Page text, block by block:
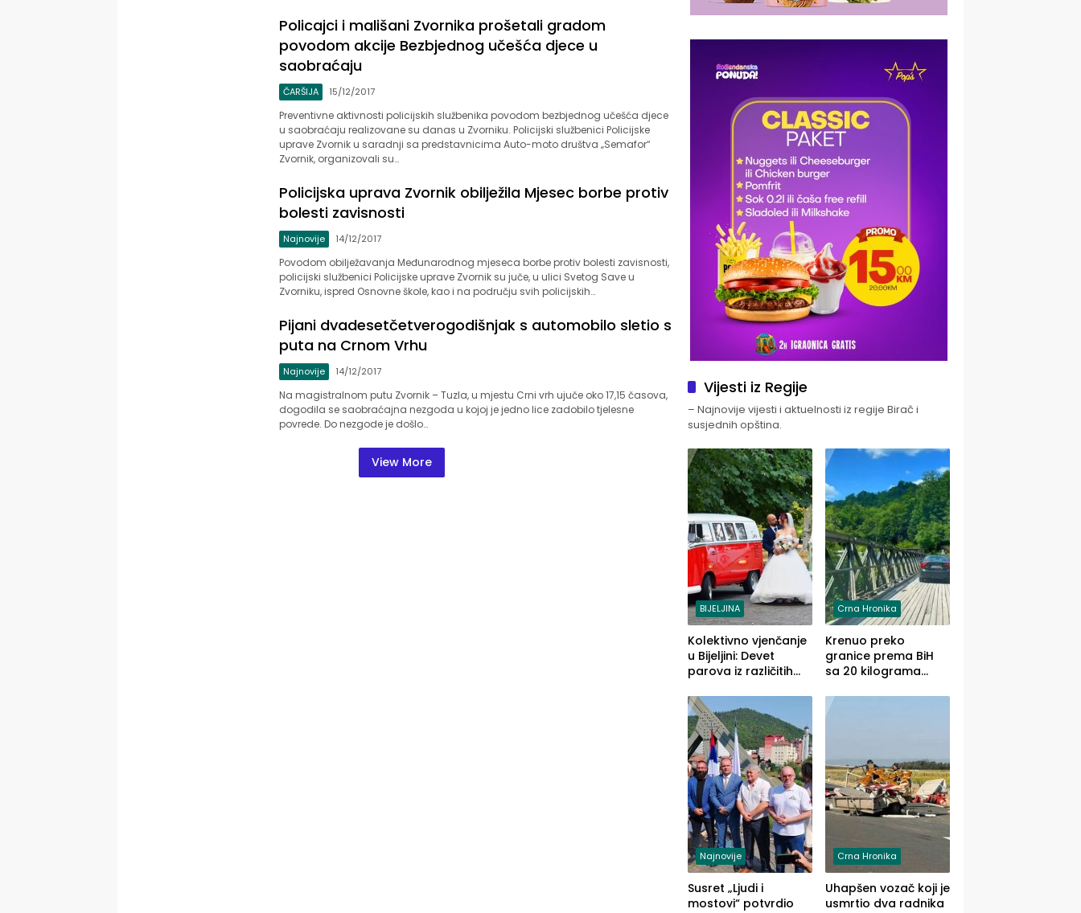
Policajci i mališani Zvornika prošetali gradom
povodom akcije Bezbjednog učešća djece u
saobraćaju
ČARŠIJA 15/12/2017
Preventivne aktivnosti policijskih službenika povodom bezbjednog učešća djece
u saobraćaju realizovane su danas u Zvorniku. Policijski službenici Policijske
uprave Zvornik u saradnji sa predstavnicima Auto-moto društva „Semafor“
Zvornik, organizovali su…
Policijska uprava Zvornik obilježila Mjesec borbe protiv
bolesti zavisnosti
Najnovije 14/12/2017
Povodom obilježavanja Međunarodnog mjeseca borbe protiv bolesti zavisnosti,
policijski službenici Policijske uprave Zvornik su juče, u ulici Svetog Save u
Zvorniku, ispred Osnovne škole, kao i na području svih policijskih…
Pijani dvadesetčetverogodišnjak s automobilo sletio s
puta na Crnom Vrhu
Najnovije 14/12/2017
Na magistralnom putu Zvornik – Tuzla, u mjestu Crni vrh ujuče oko 17,15 časova,
dogodila se saobraćajna nezgoda u kojoj je jedno lice zadobilo tjelesne
povrede. Do nezgode je došlo…
View More
Vijesti iz Regije
– Najnovije vijesti i aktuelnosti iz regije Birač i
susjednih opština.
BIJELJINA
Kolektivno vjenčanje
u Bijeljini: Devet
parova iz različitih
izgovorilo
sudbonosno da
Crna Hronika
Krenuo preko
granice prema BiH
sa 20 kilograma
u automobilu
Najnovije
Susret „Ljudi i
mostovi“ potvrdio
Crna Hronika
Uhapšen vozač koji je
usmrtio dva radnika